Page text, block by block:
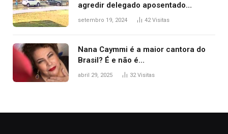
agredir delegado aposentado
durante confusão no trânsito
setembro 19, 2024 42Visitas
Nana Caymmi é a maior cantora do
Brasil? É e não é…
abril 29, 2025 32Visitas